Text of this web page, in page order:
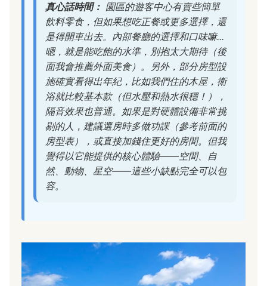
真心話時間： 園區的遊客中心有賣些簡單
飲料零食，但如果想吃正餐或更多選擇，還
是得開車出去。內部餐廳的選擇和口味嘛...
嗯，就是能吃飽的水準，別抱太大期待（後
面我會推薦外面美食）。另外，部分房型設
施確實看得出年紀，比如我們住的木屋，衛
浴就比較基本款（但水壓和熱水很穩！），
隔音效果也普通。如果是對硬體設備非常挑
剔的人，建議選房時多做功課（參考前面的
房型表），或直接加錢住更好的房間。但我
覺得以它能提供的核心體驗——空間、自
然、動物、星空——這些小缺點完全可以包
容。